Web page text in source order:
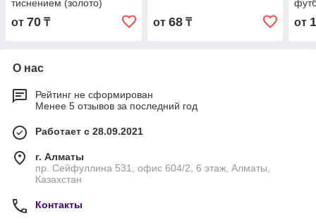
тиснением (золото)
от 70 ₸ от 68₸ от
О нас
Рейтинг не сформирован
Менее 5 отзывов за последний год
Работает с 28.09.2021
г. Алматы
пр. Сейфуллина 531, офис 604/2, 6 этаж, Алматы,
Казахстан
Контакты